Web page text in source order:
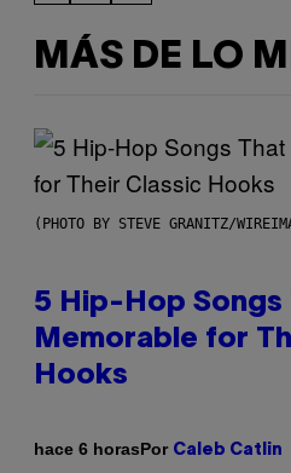
MÁS DE LO
(PHOTO BY STEVE GRANITZ/
5 Hip-Hop
Memorable for
Hooks
hace 6 horasPor Caleb Catlin